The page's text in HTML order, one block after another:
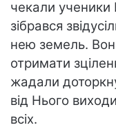
чекали ученики
зібрався
нею земель.
отримати
жадали
від Нього
всіх.